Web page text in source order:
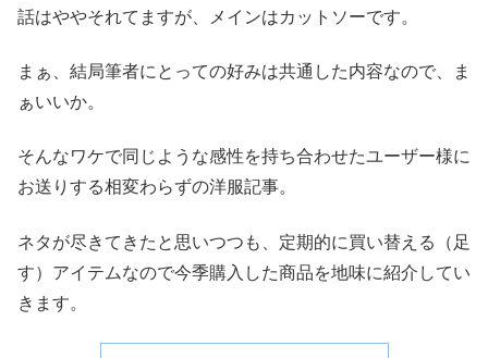
話はややそれてますが、メインはカットソーです。
まぁ、結局筆者にとっての好みは共通した内容なので、ま
ぁいいか。
そんなワケで同じような感性を持ち合わせたユーザー様に
お送りする相変わらずの洋服記事。
ネタが尽きてきたと思いつつも、定期的に買い替える（足
す）アイテムなので今季購入した商品を地味に紹介してい
きます。